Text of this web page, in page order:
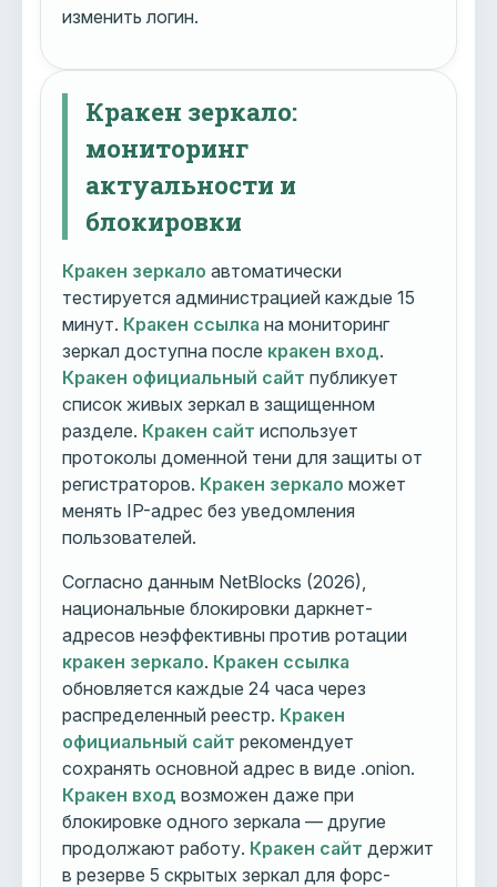
изменить логин.
Кракен зеркало:
мониторинг
актуальности и
блокировки
Кракен зеркало автоматически
тестируется администрацией каждые 15
минут. Кракен ссылка на мониторинг
зеркал доступна после кракен вход.
Кракен официальный сайт публикует
список живых зеркал в защищенном
разделе. Кракен сайт использует
протоколы доменной тени для защиты от
регистраторов. Кракен зеркало может
менять IP-адрес без уведомления
пользователей.
Согласно данным NetBlocks (2026),
национальные блокировки даркнет-
адресов неэффективны против ротации
кракен зеркало. Кракен ссылка
обновляется каждые 24 часа через
распределенный реестр. Кракен
официальный сайт рекомендует
сохранять основной адрес в виде .onion.
Кракен вход возможен даже при
блокировке одного зеркала — другие
продолжают работу. Кракен сайт держит
в резерве 5 скрытых зеркал для форс-